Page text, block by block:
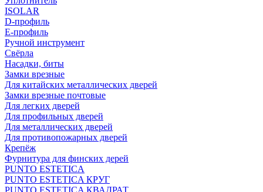
ISOLAR
D-профиль
Е-профиль
Ручной инструмент
Свёрла
Насадки, биты
Замки врезные
Для китайских металлических дверей
Замки врезные почтовые
Для легких дверей
Для профильных дверей
Для металлических дверей
Для противопожарных дверей
Крепёж
Фурнитура для финских дерей
PUNTO ESTETICA
PUNTO ESTETICA КРУГ
PUNTO ESTETICA КВАДРАТ